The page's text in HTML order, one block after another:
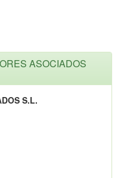
ASOCIADOS
S.L.